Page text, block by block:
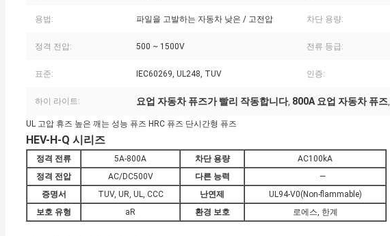
용법: 파일을 고발하는 자동차 낮은 / 고전압 차단 용량:
정격 전압: 500 ~ 1500V 전류 등급:
표준: IEC60269, UL248, TUV 인증:
하이 라이트: 요업 자동차 퓨즈가 빨리 작동합니다, 800A 요업 자동차 퓨즈,
UL 고압 휴즈 높은 깨는 성능 퓨즈 HRC 퓨즈 단시간형 퓨즈
HEV-H-Q 시리즈
정격 전류 5A-800A 차단 용량
AC100kA
정격 전압
AC/DC500V 다른 능력
―
증명서
TUV, UR, UL, CCC 난연제
UL94-V0(Non-flammable)
보호 유형
aR 환경 보호 로에스, 한계